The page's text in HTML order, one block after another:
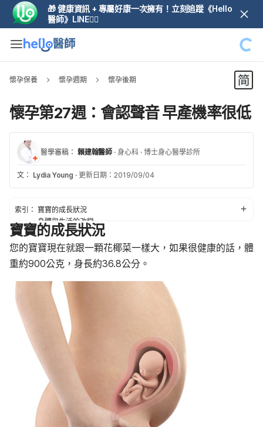
🎁 健康資訊 + 專屬好康一次擁有！立刻追蹤《Hello
醫師》LINE👆🏼
懷孕保養 懷孕週期 懷孕後期
懷孕第27週：會認聲音 早產機率很低
醫學審稿： 賴建翰醫師 · 身心科 · 博士身心醫學診所
文： Lydia Young · 更新日期：2019/09/04
索引： 寶寶的成長狀況
身體與生活的改變
定期產檢
孕期的健康須知
寶寶的成長狀況
您的寶寶現在就跟一顆花椰菜一樣大，如果很健康的話，體
重約900公克，身長約36.8公分。